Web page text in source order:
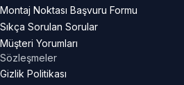
Montaj Noktası Başvuru Formu
Sıkça Sorulan Sorular
Müşteri Yorumları
Sözleşmeler
Gizlik Politikası